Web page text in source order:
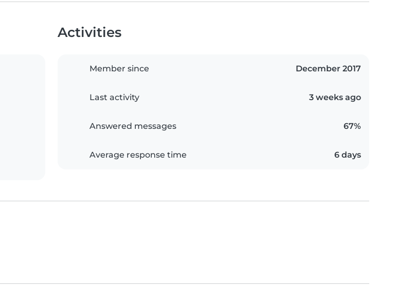
Activities
Member since December 2017
Last activity 3 weeks ago
Answered messages 67%
Average response time 6 days